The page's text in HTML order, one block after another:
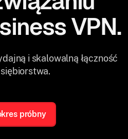
VPN.
i skalowalną łączność
próbny